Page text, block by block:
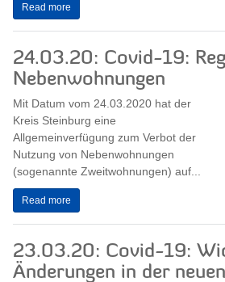
Read more
24.03.20: Covid-19:
Nebenwohnungen
Mit Datum vom 24.03.2020 hat der
Kreis Steinburg eine
Allgemeinverfügung zum Verbot der
Nutzung von Nebenwohnungen
(sogenannte Zweitwohnungen) auf...
Read more
23.03.20: Covid-19:
Änderungen in der neuen